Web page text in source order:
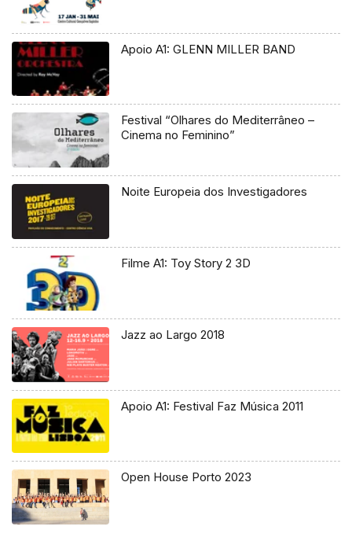
Apoio A1: GLENN MILLER BAND
Festival “Olhares do Mediterrâneo –
Cinema no Feminino”
Noite Europeia dos Investigadores
Filme A1: Toy Story 2 3D
Jazz ao Largo 2018
Apoio A1: Festival Faz Música 2011
Open House Porto 2023